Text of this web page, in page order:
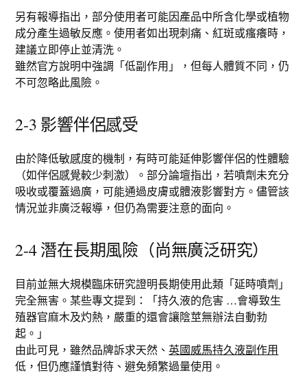
另有報導指出，部分使用者可能因產品中所含化學或植物
成分產生過敏反應。使用者如出現刺痛、紅斑或瘙癢時，
建議立即停止並清洗。
雖然官方說明中強調「低副作用」，但每人體質不同，仍
不可忽略此風險。
2-3 影響伴侶感受
由於降低敏感度的機制，有時可能延伸影響伴侶的性體驗
（如伴侶感覺較少刺激）。部分論壇指出，若噴劑未充分
吸收或覆蓋過廣，可能通過皮膚或體液影響對方。儘管該
情況並非廣泛報導，但仍為需要注意的面向。
2-4 潛在長期風險（尚無廣泛研究）
目前並無大規模臨床研究證明長期使用此類「延時噴劑」
完全無害。某些專文提到：「持久液的危害 …會導致生
殖器官麻木及灼熱，嚴重的還會讓陰莖無辦法自動勃
起。」
由此可見，雖然品牌訴求天然、英國威馬持久液副作用
低，但仍應謹慎對待、避免頻繁過量使用。